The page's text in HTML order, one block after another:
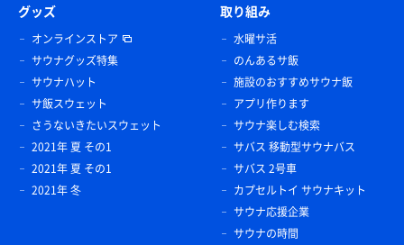
グッズ
オンラインストア
サウナグッズ特集
サウナハット
サ飯スウェット
さうないきたいスウェット
2021年 夏 その1
2021年 夏 その1
2021年 冬
取り組み
水曜サ活
のんあるサ飯
施設のおすすめサウナ飯
アプリ作ります
サウナ楽しむ検索
サバス 移動型サウナバス
サバス 2号車
カプセルトイ サウナキット
サウナ応援企業
サウナの時間